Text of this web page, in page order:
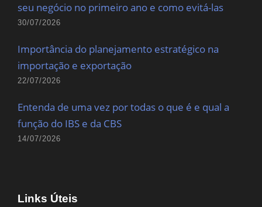
seu negócio no primeiro ano e como evitá-las
30/07/2026
Importância do planejamento estratégico na
importação e exportação
22/07/2026
Entenda de uma vez por todas o que é e qual a
função do IBS e da CBS
14/07/2026
Links Úteis